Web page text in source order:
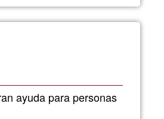
ayuda para personas